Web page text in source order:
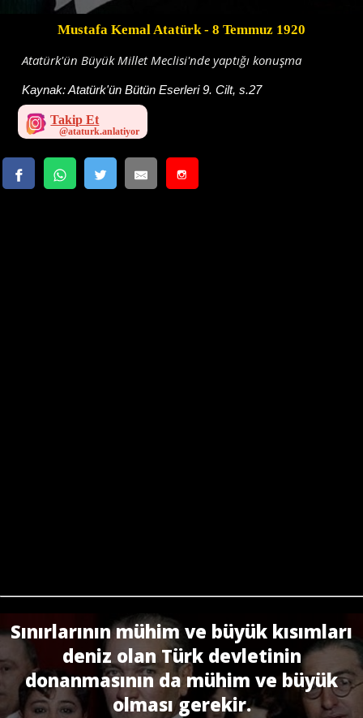
Mustafa Kemal Atatürk- 8 Temmuz 1920
Atatürk'ün Büyük Millet Meclisi'nde yaptığı konuşma
Kaynak:Atatürk'ün Bütün Eserleri 9. Cilt, s.27
Takip Et
Sınırlarının mühim ve büyük kısımları
deniz olan Türk devletinin
donanmasının da mühim ve büyük
olması gerekir.